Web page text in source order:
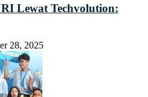
Lewat Techvolution:
28, 2025